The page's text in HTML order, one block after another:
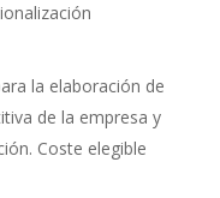
la elaboración de
de la empresa y
Coste elegible